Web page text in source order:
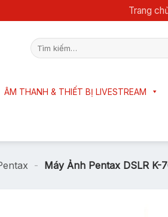
Trang
Tìm
kiếm:
ÂM THANH & THIẾT BỊ LIVESTREAM
- Máy Ảnh Pentax DSLR K-